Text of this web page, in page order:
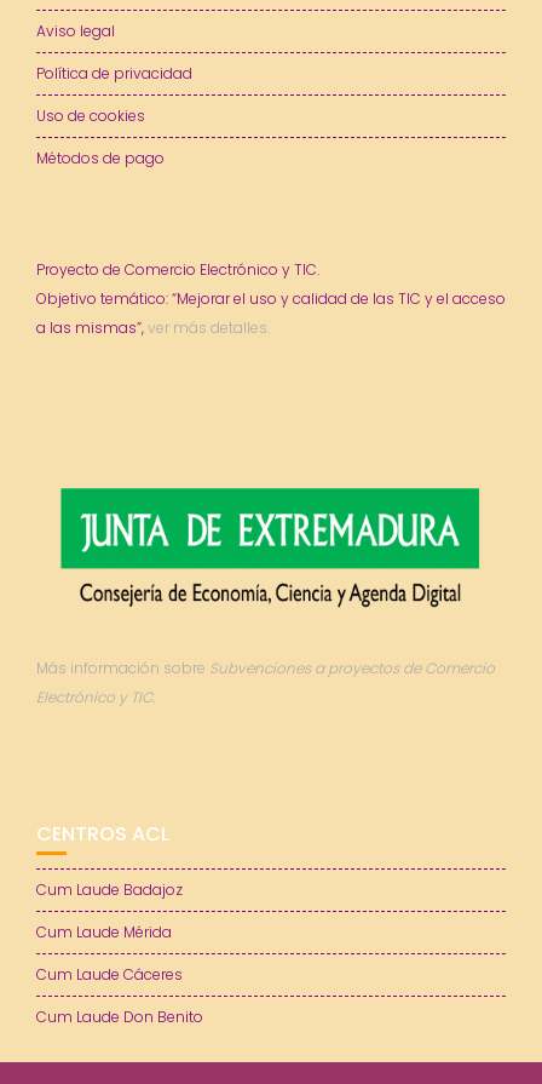
Aviso legal
Política de privacidad
Uso de cookies
Métodos de pago
Proyecto de Comercio Electrónico y TIC.
Objetivo temático: “Mejorar el uso y calidad de las TIC y el acceso
a las mismas”,ver más detalles.
Más información sobre Subvenciones a proyectos de Comercio
Electrónico y TIC.
CENTROS ACL
Cum Laude Badajoz
Cum Laude Mérida
Cum Laude Cáceres
Cum Laude Don Benito